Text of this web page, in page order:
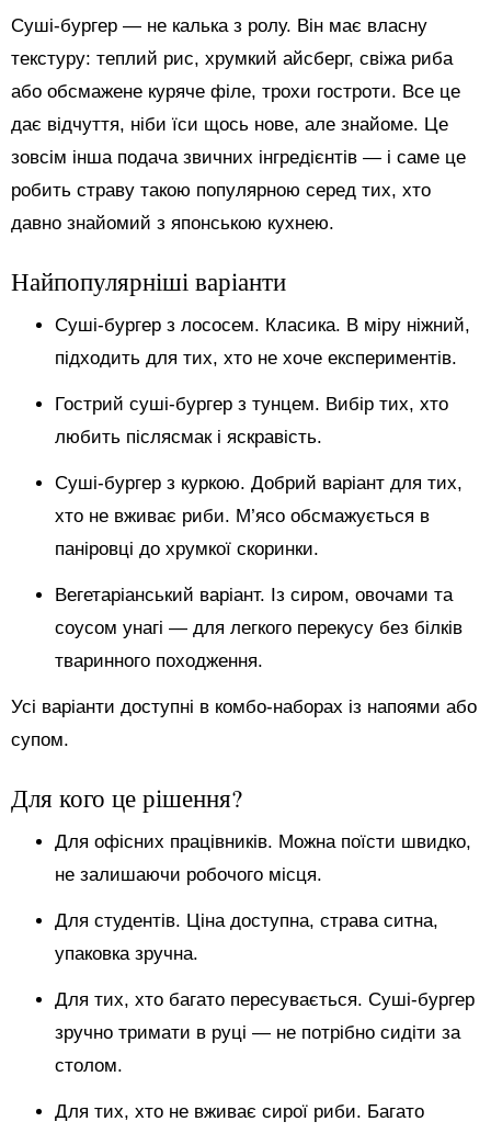
Суші-бургер — не калька з ролу. Він має власну
текстуру: теплий рис, хрумкий айсберг, свіжа риба
або обсмажене куряче філе, трохи гостроти. Все це
дає відчуття, ніби їси щось нове, але знайоме. Це
зовсім інша подача звичних інгредієнтів — і саме це
робить страву такою популярною серед тих, хто
давно знайомий з японською кухнею.
Найпопулярніші варіанти
Суші-бургер з лососем. Класика. В міру ніжний,
підходить для тих, хто не хоче експериментів.
Гострий суші-бургер з тунцем. Вибір тих, хто
любить післясмак і яскравість.
Суші-бургер з куркою. Добрий варіант для тих,
хто не вживає риби. М’ясо обсмажується в
паніровці до хрумкої скоринки.
Вегетаріанський варіант. Із сиром, овочами та
соусом унагі — для легкого перекусу без білків
тваринного походження.
Усі варіанти доступні в комбо-наборах із напоями або
супом.
Для кого це рішення?
Для офісних працівників. Можна поїсти швидко,
не залишаючи робочого місця.
Для студентів. Ціна доступна, страва ситна,
упаковка зручна.
Для тих, хто багато пересувається. Суші-бургер
зручно тримати в руці — не потрібно сидіти за
столом.
Для тих, хто не вживає сирої риби. Багато